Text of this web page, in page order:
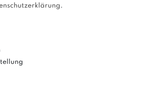
.
sondern lediglich
zur unverbindlichen
seitens des Herstellers dar.